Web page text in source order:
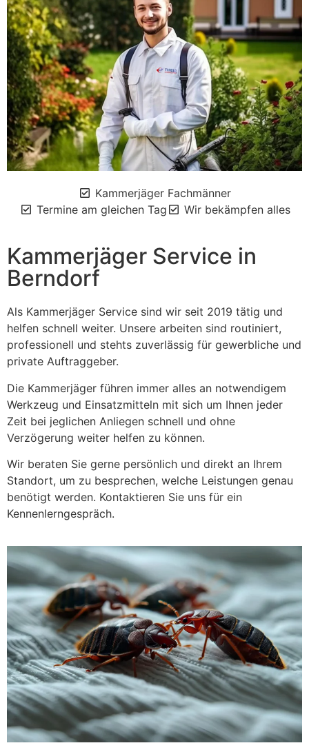
Kammerjäger Fachmänner
Termine am gleichen Tag
Wir bekämpfen alles
Kammerjäger Service in
Berndorf
Als Kammerjäger Service sind wir seit 2019 tätig und
helfen schnell weiter. Unsere arbeiten sind routiniert,
professionell und stehts zuverlässig für gewerbliche und
private Auftraggeber.
Die Kammerjäger führen immer alles an notwendigem
Werkzeug und Einsatzmitteln mit sich um Ihnen jeder
Zeit bei jeglichen Anliegen schnell und ohne
Verzögerung weiter helfen zu können.
Wir beraten Sie gerne persönlich und direkt an Ihrem
Standort, um zu besprechen, welche Leistungen genau
benötigt werden. Kontaktieren Sie uns für ein
Kennenlerngespräch.